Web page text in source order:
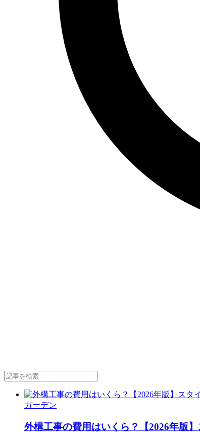
ガーデン
外構工事の費用はいくら？【2026年版